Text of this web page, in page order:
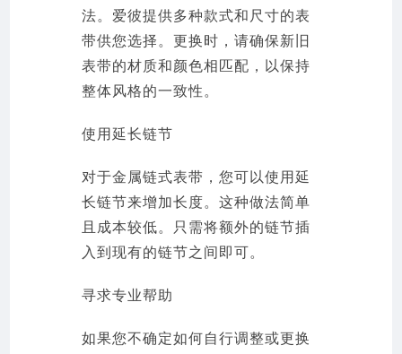
法。爱彼提供多种款式和尺寸的表
带供您选择。更换时，请确保新旧
表带的材质和颜色相匹配，以保持
整体风格的一致性。
使用延长链节
对于金属链式表带，您可以使用延
长链节来增加长度。这种做法简单
且成本较低。只需将额外的链节插
入到现有的链节之间即可。
寻求专业帮助
如果您不确定如何自行调整或更换